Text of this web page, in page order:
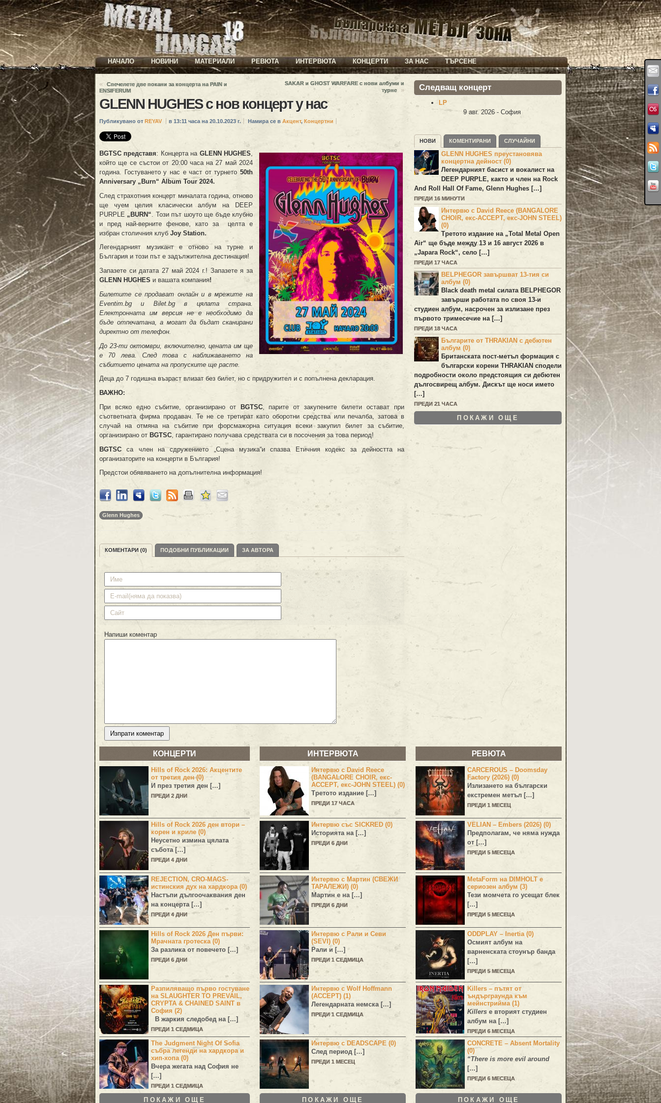
НАЧАЛО НОВИНИ МАТЕРИАЛИ РЕВЮТА ИНТЕРВЮТА КОНЦЕРТИ ЗА НАС ТЪРСЕНЕ
«
Спечелете две покани за концерта на PAIN и
ENSIFERUM
SAKAR и GHOST WARFARE с нови албуми и
турне
»
GLENN HUGHES с нов концерт у нас
Публикувано от REYAV в 13:11 часа на 20.10.2023 г. Намира се в Акцент, Концертни
BGTSC представя: Концерта на GLENN HUGHES
който ще се състои от 20:00 часа на 27 май 2024
година. Гостуването у нас е част от турнето 50th
Anniversary „Burn“ Album Tour 2024.
След страхотния концерт миналата година, отново
ще чуем целия класически албум на DEEP
PURPLE „BURN“ . Този път шоуто ще бъде клубно
и пред най-верните фенове, като за целта е
избран столичния клуб Joy Station.
Легендарният музикант е отново на турне и
България и този път е задължителна дестинация!
Запазете си датата 27 май 2024 г.! Запазете я за
GLENN HUGHES и вашата компания!
Билетите се продават онлайн и в мрежите на
Eventim.bg
и Bilet.bgв цялата страна.
Електронната им версия не е необходимо да
бъде отпечатана, а могат да бъдат сканирани
директно от телефон.
До 23-ти октомври, включително, цената им ще
е 70 лева. След това с наближаването на
събитието цената на пропуските ще расте.
Деца до 7 годишна възраст влизат без билет, но с придружител и с попълнена декларация.
ВАЖНО:
При всяко едно събитие, организирано от
BGTSC, парите от закупените билети остават при
съответната фирма продавач. Те не се третират като оборотни средства или печалба, затова в
случай на отмяна на събитие при форсмажорна ситуация всеки закупил билет за събитие,
организирано от BGTSC , гарантирано получава средствата си в посочения за това период!
BGTSC са член на сдружението „Сцена музика“и спазва Етичния кодекс за дейността на
организаторите на концерти в България!
Предстои обявяването на допълнителна информация!
Glenn Hughes
КОМЕНТАРИ (0) ПОДОБНИ ПУБЛИКАЦИИ ЗА АВТОРА
Напиши коментар
Следващ концерт
LP
9 авг. 2026 - София
НОВИ КОМЕНТИРАНИ СЛУЧАЙНИ
GLENN HUGHES преустановява
концертна дейност (0)
Легендарният басист и вокалист на
DEEP PURPLE, както и член на Rock
And Roll Hall Of Fame, Glenn Hughes […]
ПРЕДИ 16 МИНУТИ
Интервю с David Reece (BANGALORE
CHOIR, екс-ACCEPT, екс-JOHN STEEL)
(0)
Третото издание на „Total Metal Open
Air“ ще бъде между 13 и 16 август 2026 в
„Japara Rock“, село […]
ПРЕДИ 17 ЧАСА
BELPHEGOR завършват 13-тия си
албум (0)
Black death metal силата BELPHEGOR
завърши работата по своя 13-и
студиен албум, насрочен за излизане през
първото тримесечие на […]
ПРЕДИ 18 ЧАСА
Българите от THRAKIAN с дебютен
албум (0)
Британската пост-метъл формация с
български корени THRAKIAN сподели
подробности около предстоящия си дебютен
дългосвирещ албум. Дискът ще носи името
[…]
ПРЕДИ 21 ЧАСА
ПОКАЖИ ОЩЕ
КОНЦЕРТИ
Hills of Rock 2026: Акцентите
от третия ден (0)
И през третия ден […]
ПРЕДИ 2 ДНИ
Hills of Rock 2026 ден втори –
корен и криле (0)
Неусетно измина цялата
събота […]
ПРЕДИ 4 ДНИ
REJECTION, CRO-MAGS-
истинския дух на хардкора (0)
Настъпи дългоочаквания ден
на концерта […]
ПРЕДИ 4 ДНИ
Hills of Rock 2026 Ден първи:
Мрачната гротеска (0)
За разлика от повечето […]
ПРЕДИ 6 ДНИ
Разпиляващо първо гостуване
на SLAUGHTER TO PREVAIL,
CRYPTA & CHAINED SAINT в
София (2)
В жаркия следобед на […]
ПРЕДИ 1 СЕДМИЦА
The Judgment Night Of Sofia
събра легенди на хардкора и
хип-хопа (0)
Вчера жегата над София не
[…]
ПРЕДИ 1 СЕДМИЦА
ПОКАЖИ ОЩЕ
ИНТЕРВЮТА
Интервю с David Reece
(BANGALORE CHOIR, екс-
ACCEPT, екс-JOHN STEEL) (0)
Третото издание […]
ПРЕДИ 17 ЧАСА
Интервю със SICKRED (0)
Историята на […]
ПРЕДИ 6 ДНИ
Интервю с Мартин (СВЕЖИ
ТАРАЛЕЖИ) (0)
Мартин е на […]
ПРЕДИ 6 ДНИ
Интервю с Рали и Севи
(SEVI) (0)
Рали и […]
ПРЕДИ 1 СЕДМИЦА
Интервю с Wolf Hoffmann
(ACCEPT) (1)
Легендарната немска […]
ПРЕДИ 1 СЕДМИЦА
Интервю с DEADSCAPE (0)
След период […]
ПРЕДИ 1 МЕСЕЦ
ПОКАЖИ ОЩЕ
РЕВЮТА
CARCEROUS – Doomsday
Factory (2026) (0)
Излизането на български
екстремен метъл […]
ПРЕДИ 1 МЕСЕЦ
VELIAN – Embers (2026) (0)
Предполагам, че няма нужда
от […]
ПРЕДИ 5 МЕСЕЦА
MetaForm на DIMHOLT е
сериозен албум (3)
Тези момчета го усещат блек
[…]
ПРЕДИ 5 МЕСЕЦА
ODDPLAY – Inertia (0)
Осмият албум на
варненската стоунър банда
[…]
ПРЕДИ 5 МЕСЕЦА
Killers – пътят от
ъндърграунда към
мейнстрийма (1)
Killers е вторият студиен
албум на […]
ПРЕДИ 6 МЕСЕЦА
CONCRETE – Absent Mortality
(0)
“There is more evil around
[…]
ПРЕДИ 6 МЕСЕЦА
ПОКАЖИ ОЩЕ